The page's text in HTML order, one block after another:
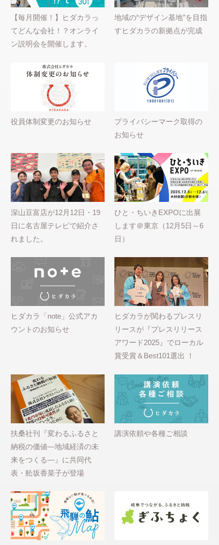
【毎月開催！】ヒダカラっ
てどんな会社！？オンライ
ン説明会を開催します。
地域の“デザイン基地”を目指
すヒダカラの新拠点が完成
役員体制変更のお知らせ
プライバシーマーク取得の
お知らせ
深山豆富店が12月12日・19
日に名古屋テレビで紹介さ
れました。
ひと・ちいきEXPOに出展
します＠東京（12月5日～6
日）
ヒダカラ「note」公式アカ
ウントのお知らせ
ヒダカラが関わるプレスリ
リースが『プレスリリース
アワード2025』でローカル
賞受賞＆Best101選出 ！
扶桑社刊『変わるふるさと
納税の価値―地域経済の未
来をつくる―』に共同代
表・舩坂香菜子が登場
講演依頼や各種ご相談